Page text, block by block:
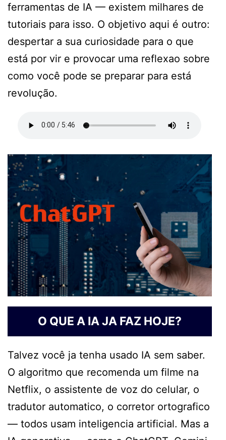
ferramentas de IA — existem milhares de
tutoriais para isso. O objetivo aqui é outro:
despertar a sua curiosidade para o que
está por vir e provocar uma reflexao sobre
como você pode se preparar para está
revolução.
O QUE A IA JA FAZ HOJE?
Talvez você ja tenha usado IA sem saber.
O algoritmo que recomenda um filme na
Netflix, o assistente de voz do celular, o
tradutor automatico, o corretor ortografico
— todos usam inteligencia artificial. Mas a